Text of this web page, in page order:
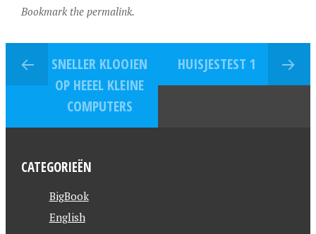
Bookmark the permalink.
SNELLER KLOOIEN
OP HEEEL KLEINE
COMPUTERS
HUISJESTEST 1
CATEGORIEËN
BigBook
English